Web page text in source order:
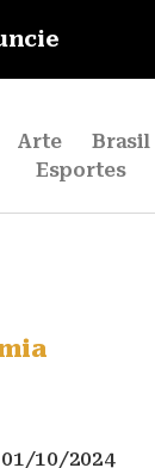
Arte Brasil
Esportes
01/10/2024